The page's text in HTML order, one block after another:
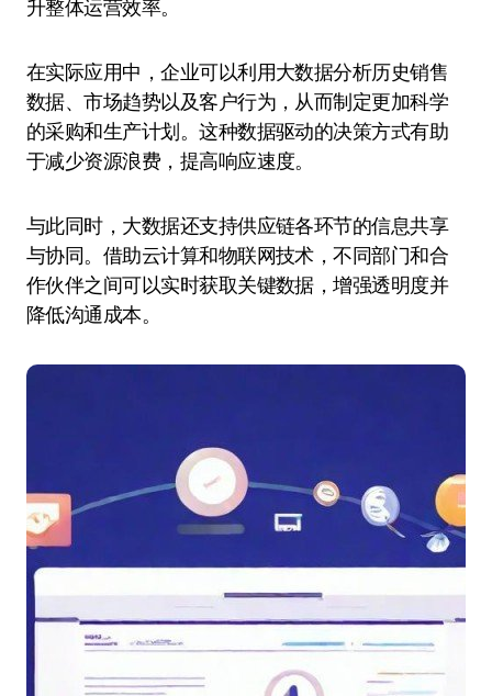
升整体运营效率。
在实际应用中，企业可以利用大数据分析历史销售
数据、市场趋势以及客户行为，从而制定更加科学
的采购和生产计划。这种数据驱动的决策方式有助
于减少资源浪费，提高响应速度。
与此同时，大数据还支持供应链各环节的信息共享
与协同。借助云计算和物联网技术，不同部门和合
作伙伴之间可以实时获取关键数据，增强透明度并
降低沟通成本。